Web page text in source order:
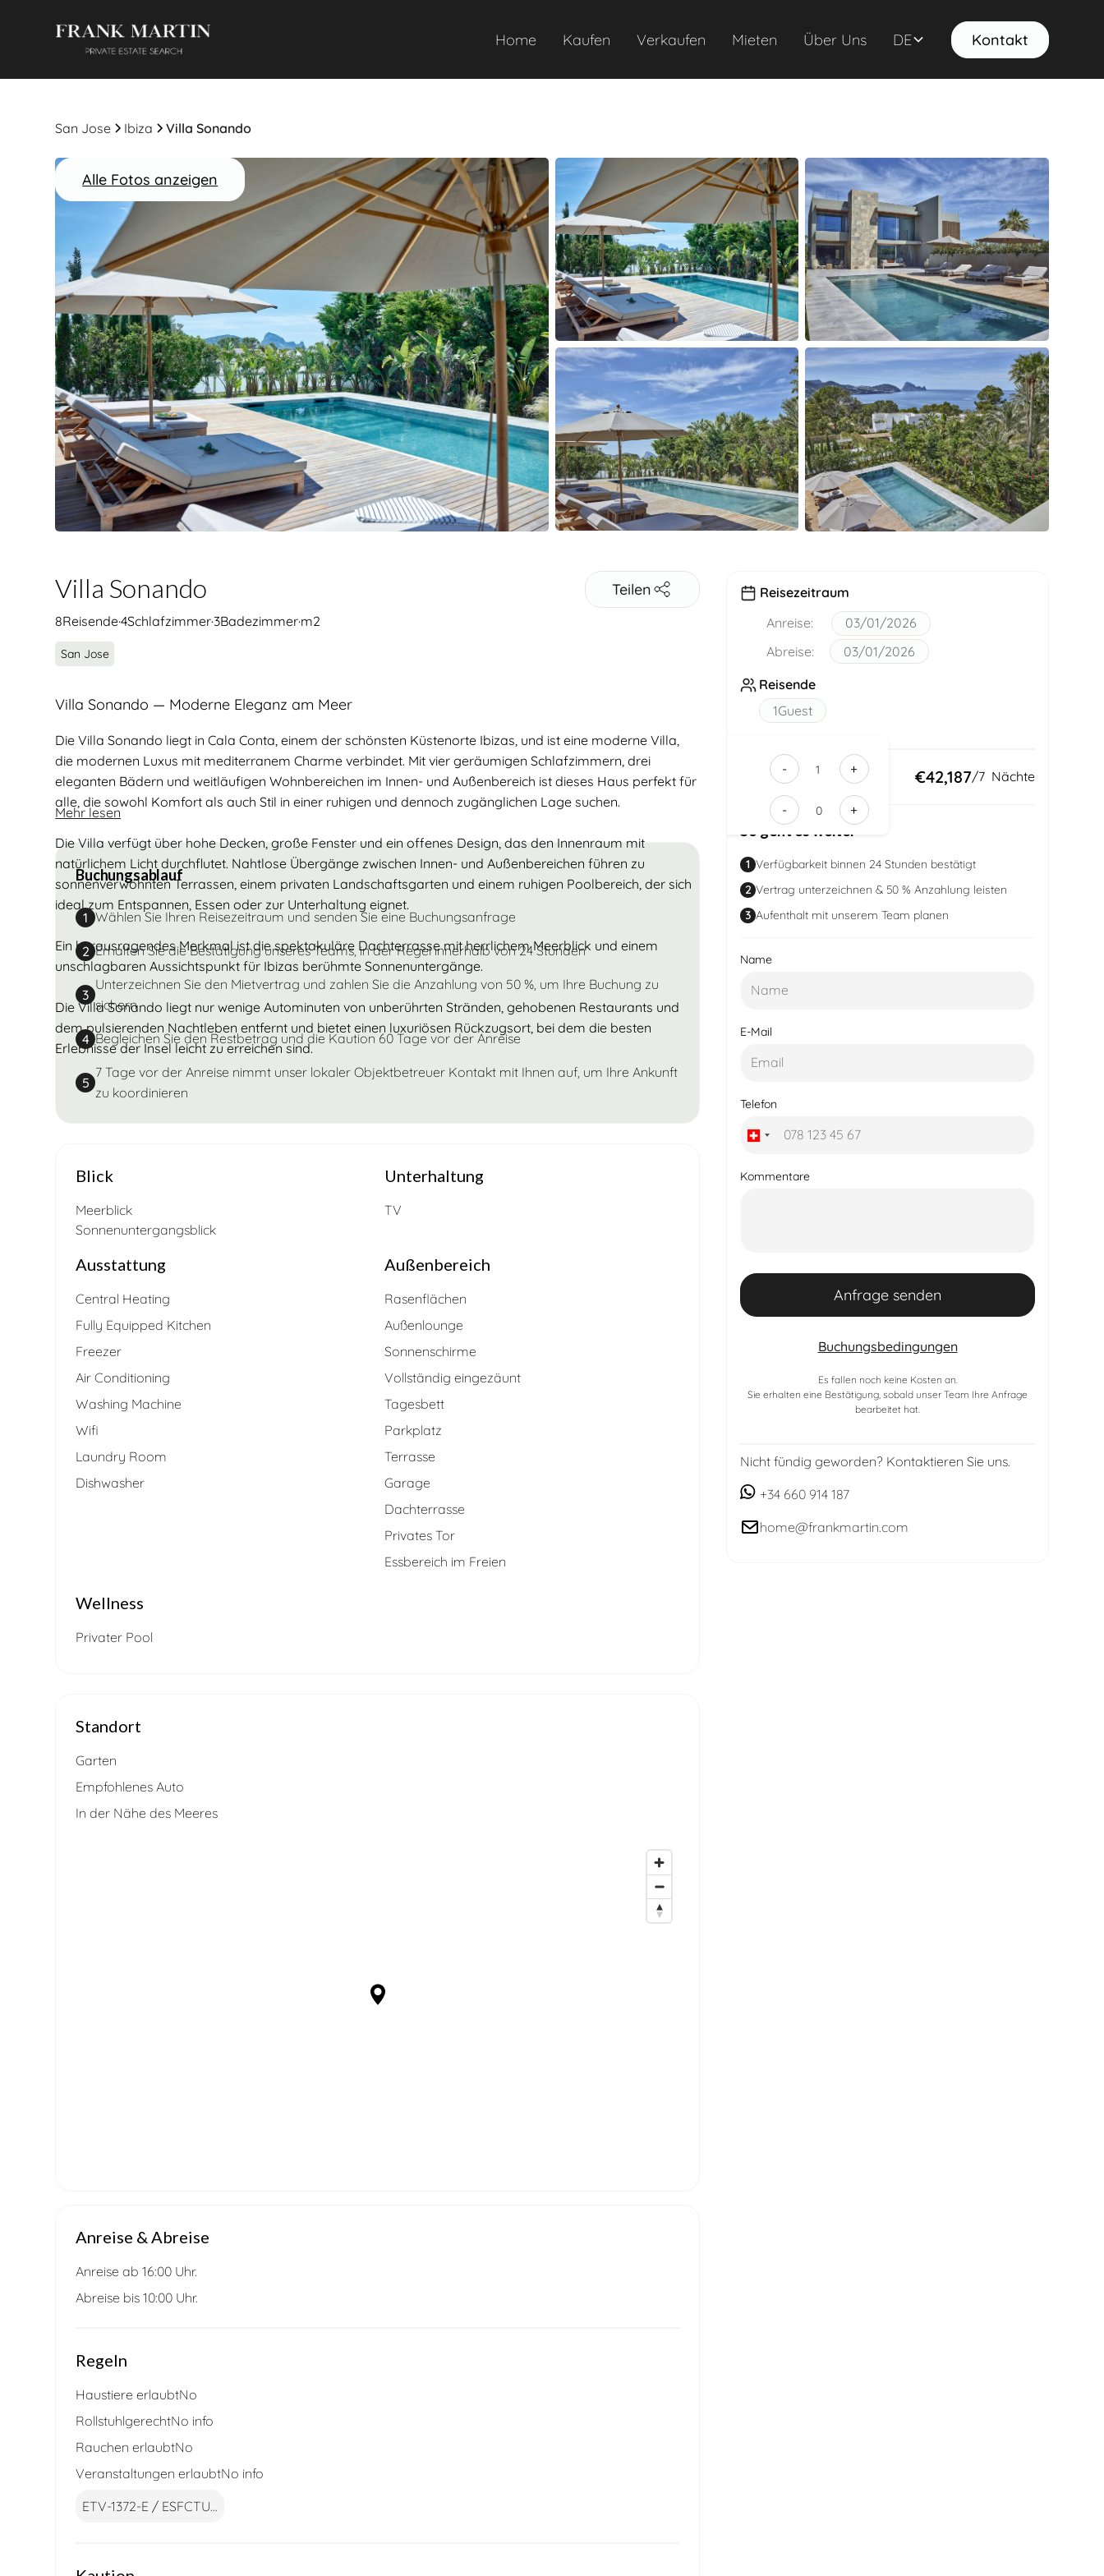
Home Kaufen Verkaufen Mieten Über Uns DE Kontakt
San Jose Ibiza Villa Sonando
Alle Fotos anzeigen
Villa Sonando
8Reisende·4Schlafzimmer·3Badezimmer·m2
San Jose
Teilen
Villa Sonando — Moderne Eleganz am Meer
Die Villa Sonando liegt in Cala Conta, einem der schönsten Küstenorte Ibizas, und ist eine moderne Villa,
die modernen Luxus mit mediterranem Charme verbindet. Mit vier geräumigen Schlafzimmern, drei
eleganten Bädern und weitläufigen Wohnbereichen im Innen- und Außenbereich ist dieses Haus perfekt für
alle, die sowohl Komfort als auch Stil in einer ruhigen und dennoch zugänglichen Lage suchen.
Die Villa verfügt über hohe Decken, große Fenster und ein offenes Design, das den Innenraum mit
natürlichem Licht durchflutet. Nahtlose Übergänge zwischen Innen- und Außenbereichen führen zu
sonnenverwöhnten Terrassen, einem privaten Landschaftsgarten und einem ruhigen Poolbereich, der sich
ideal zum Entspannen, Essen oder zur Unterhaltung eignet.
Ein herausragendes Merkmal ist die spektakuläre Dachterrasse mit herrlichem Meerblick und einem
unschlagbaren Aussichtspunkt für Ibizas berühmte Sonnenuntergänge.
Die Villa Sonando liegt nur wenige Autominuten von unberührten Stränden, gehobenen Restaurants und
dem pulsierenden Nachtleben entfernt und bietet einen luxuriösen Rückzugsort, bei dem die besten
Erlebnisse der Insel leicht zu erreichen sind.
Mehr lesen
Buchungsablauf
1 Wählen Sie Ihren Reisezeitraum und senden Sie eine Buchungsanfrage
2 Erhalten Sie die Bestätigung unseres Teams, in der Regel innerhalb von 24 Stunden
3
Unterzeichnen Sie den Mietvertrag und zahlen Sie die Anzahlung von 50 %, um Ihre Buchung zu
sichern
4 Begleichen Sie den Restbetrag und die Kaution 60 Tage vor der Anreise
5
7 Tage vor der Anreise nimmt unser lokaler Objektbetreuer Kontakt mit Ihnen auf, um Ihre Ankunft
zu koordinieren
Blick
Meerblick
Sonnenuntergangsblick
Unterhaltung
TV
Ausstattung
Central Heating
Fully Equipped Kitchen
Freezer
Air Conditioning
Washing Machine
Wifi
Laundry Room
Dishwasher
Außenbereich
Rasenflächen
Außenlounge
Sonnenschirme
Vollständig eingezäunt
Tagesbett
Parkplatz
Terrasse
Garage
Dachterrasse
Privates Tor
Essbereich im Freien
Wellness
Privater Pool
Standort
Garten
Empfohlenes Auto
In der Nähe des Meeres
Anreise & Abreise
Anreise ab 16:00 Uhr.
Abreise bis 10:00 Uhr.
Regeln
Haustiere erlaubtNo
RollstuhlgerechtNo info
Rauchen erlaubtNo
Veranstaltungen erlaubtNo info
ETV-1372-E / ESFCTU...
Reisezeitraum
Anreise:
03/01/2026
Abreise:
03/01/2026
Reisende
1Guest
Erwachsene -
+
- +
Insgesamt: €42,187/7Nächtee0b7e46a-
So geht es weiter
1 Verfügbarkeit binnen 24 Stunden bestätigt
2 Vertrag unterzeichnen & 50 % Anzahlung leisten
3 Aufenthalt mit unserem Team planen
Name
E-Mail
Telefon
Kommentare
Buchungsbedingungen
Es fallen noch keine Kosten an.
Sie erhalten eine Bestätigung, sobald unser Team Ihre Anfrage
bearbeitet hat.
Nicht fündig geworden? Kontaktieren Sie uns.
+34 660 914 187
home@frankmartin.com